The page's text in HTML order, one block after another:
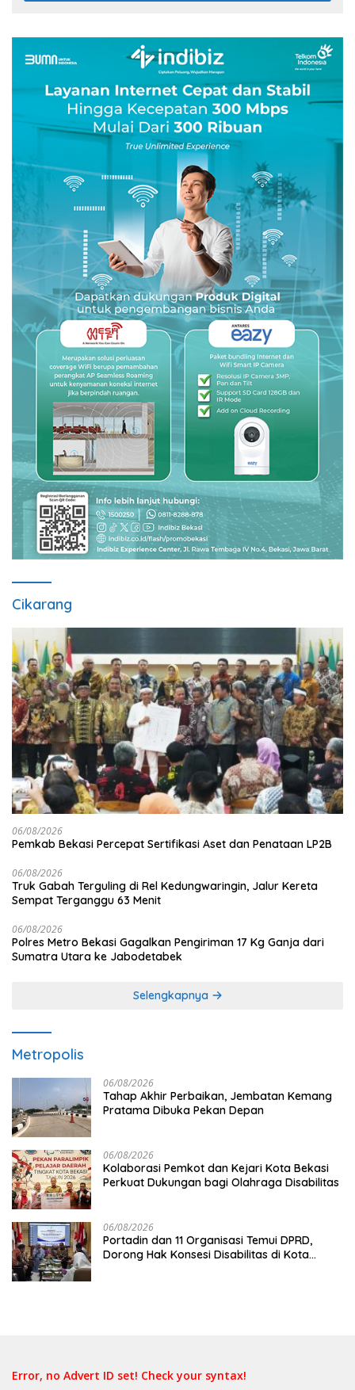
Cikarang
06/08/2026
Pemkab Bekasi Percepat Sertifikasi Aset dan Penataan LP2B
06/08/2026
Truk Gabah Terguling di Rel Kedungwaringin, Jalur Kereta
Sempat Terganggu 63 Menit
06/08/2026
Polres Metro Bekasi Gagalkan Pengiriman 17 Kg Ganja dari
Sumatra Utara ke Jabodetabek
Selengkapnya
Metropolis
06/08/2026
Tahap Akhir Perbaikan, Jembatan Kemang
Pratama Dibuka Pekan Depan
06/08/2026
Kolaborasi Pemkot dan Kejari Kota Bekasi
Perkuat Dukungan bagi Olahraga Disabilitas
06/08/2026
Portadin dan 11 Organisasi Temui DPRD,
Dorong Hak Konsesi Disabilitas di Kota
Error, no Advert ID set! Check your syntax!